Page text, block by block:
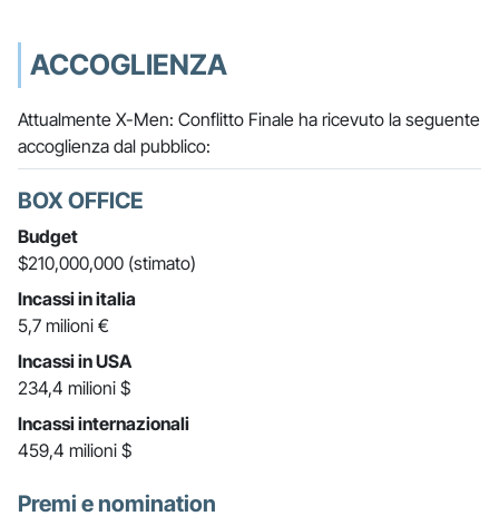
ACCOGLIENZA
Attualmente X-Men: Conflitto Finale ha ricevuto la seguente
accoglienza dal pubblico:
BOX OFFICE
Budget
$210,000,000 (stimato)
Incassi in italia
5,7 milioni €
Incassi in USA
234,4 milioni $
Incassi internazionali
459,4 milioni $
Premi e nomination